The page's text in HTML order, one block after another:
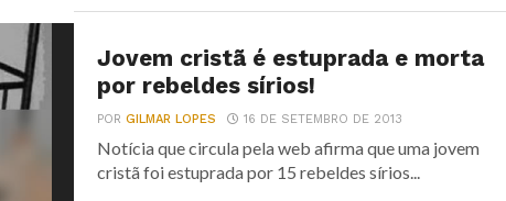
Jovem cristã é estuprada e morta
por rebeldes sírios!
PORGILMAR LOPES 16 DE SETEMBRO DE 2013
Notícia que circula pela web afirma que uma jovem
cristã foi estuprada por 15 rebeldes sírios...